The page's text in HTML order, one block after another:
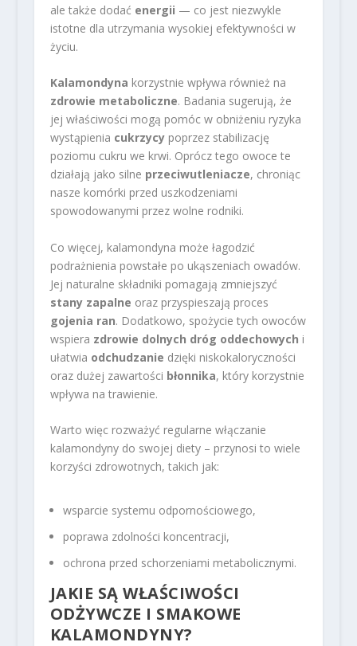
ale także dodać energii — co jest niezwykle
istotne dla utrzymania wysokiej efektywności w
życiu.
Kalamondyna korzystnie wpływa również na
zdrowie metaboliczne. Badania sugerują, że
jej właściwości mogą pomóc w obniżeniu ryzyka
wystąpienia cukrzycypoprzez stabilizację
poziomu cukru we krwi. Oprócz tego owoce te
działają jako silne przeciwutleniacze, chroniąc
nasze komórki przed uszkodzeniami
spowodowanymi przez wolne rodniki.
Co więcej, kalamondyna może łagodzić
podrażnienia powstałe po ukąszeniach owadów.
Jej naturalne składniki pomagają zmniejszyć
stany zapalne oraz przyspieszają proces
gojenia ran. Dodatkowo, spożycie tych owoców
wspiera zdrowie dolnych dróg oddechowych i
ułatwia odchudzanie dzięki niskokaloryczności
oraz dużej zawartości błonnika, który korzystnie
wpływa na trawienie.
Warto więc rozważyć regularne włączanie
kalamondyny do swojej diety – przynosi to wiele
korzyści zdrowotnych, takich jak:
wsparcie systemu odpornościowego,
poprawa zdolności koncentracji,
ochrona przed schorzeniami metabolicznymi.
JAKIE SĄ WŁAŚCIWOŚCI
ODŻYWCZE I SMAKOWE
KALAMONDYNY?